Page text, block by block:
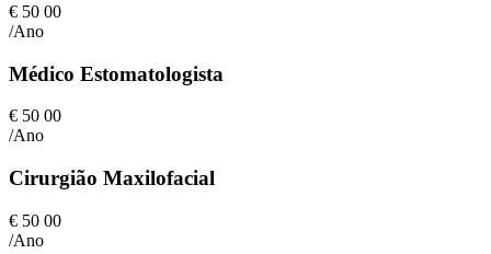
€ 50 00
/Ano
Médico Estomatologista
€ 50 00
/Ano
Cirurgião Maxilofacial
€ 50 00
/Ano